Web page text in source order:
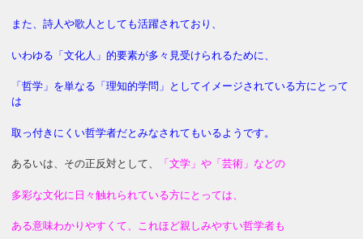
また、詩人や歌人としても活躍されており、
いわゆる「文化人」的要素が多々見受けられるために、
「哲学」を単なる「理知的学問」としてイメージされている方にとって
は
取っ付きにくい哲学者だとみなされてもいるようです。
あるいは、その正反対として、 「文学」や「芸術」などの
多彩な文化に日々触れられている方にとっては、
ある意味わかりやすくて、これほど親しみやすい哲学者も